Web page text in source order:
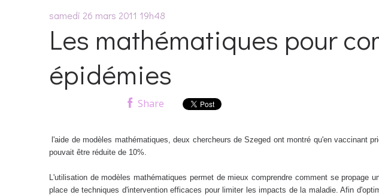
samedi 26 mars 2011 19h48
Les mathématiques pour
épidémies
Share
l'aide de modèles mathématiques, deux chercheurs de Szeged ont montré qu'en vaccinant
pouvait être réduite de 10%.
L'utilisation de modèles mathématiques permet de mieux comprendre comment se propage
place de techniques d'intervention efficaces pour limiter les impacts de la maladie. Afin